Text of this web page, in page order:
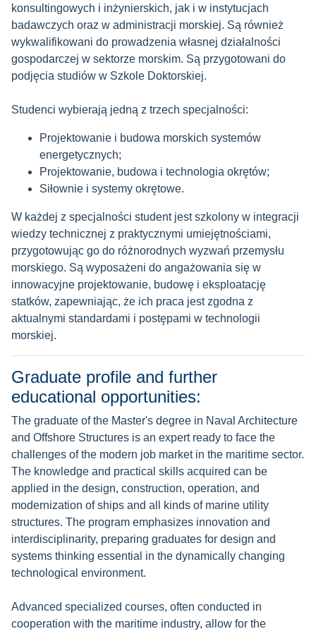
konsultingowych i inżynierskich, jak i w instytucjach
badawczych oraz w administracji morskiej. Są również
wykwalifikowani do prowadzenia własnej działalności
gospodarczej w sektorze morskim. Są przygotowani do
podjęcia studiów w Szkole Doktorskiej.
Studenci wybierają jedną z trzech specjalności:
Projektowanie i budowa morskich systemów
energetycznych;
Projektowanie, budowa i technologia okrętów;
Siłownie i systemy okrętowe.
W każdej z specjalności student jest szkolony w integracji
wiedzy technicznej z praktycznymi umiejętnościami,
przygotowując go do różnorodnych wyzwań przemysłu
morskiego. Są wyposażeni do angażowania się w
innowacyjne projektowanie, budowę i eksploatację
statków, zapewniając, że ich praca jest zgodna z
aktualnymi standardami i postępami w technologii
morskiej.
Graduate profile and further
educational opportunities:
The graduate of the Master's degree in Naval Architecture
and Offshore Structures is an expert ready to face the
challenges of the modern job market in the maritime sector.
The knowledge and practical skills acquired can be
applied in the design, construction, operation, and
modernization of ships and all kinds of marine utility
structures. The program emphasizes innovation and
interdisciplinarity, preparing graduates for design and
systems thinking essential in the dynamically changing
technological environment.
Advanced specialized courses, often conducted in
cooperation with the maritime industry, allow for the